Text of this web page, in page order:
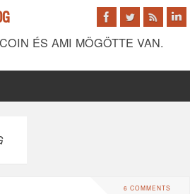
ÉS AMI MÖGÖTTE VAN.
6 COMMENTS